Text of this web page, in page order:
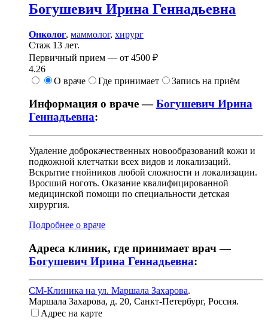
Богушевич Ирина Геннадьевна
Онколог, маммолог, хирург
Стаж 13 лет.
Первичный прием — от 4500 ₽
4.26
О враче
Где принимает Запись на приём
Информация о враче —Богушевич Ирина
Геннадьевна:
Удаление доброкачественных новообразований кожи и
подкожной клетчатки всех видов и локализаций.
Вскрытие гнойников любой сложности и локализации.
Вросший ноготь. Оказание квалифицированной
медицинской помощи по специальности детская
хирургия.
Подробнее о враче
Адреса клиник, где принимает врач —
Богушевич Ирина Геннадьевна:
СМ-Клиника на ул. Маршала Захарова.
Маршала Захарова, д. 20, Санкт-Петербург, Россия.
Адрес на карте